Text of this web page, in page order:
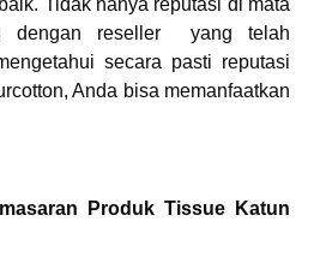
dengan reseller yang telah
secara pasti reputasi
Anda bisa memanfaatkan
Produk Tissue Katun